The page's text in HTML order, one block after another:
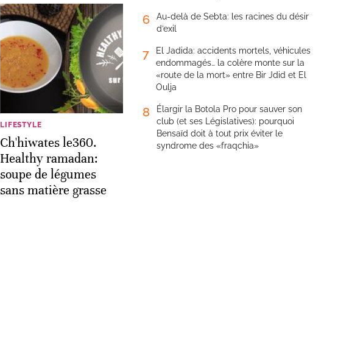
LIFESTYLE
Ch'hiwates le360.
Healthy ramadan:
soupe de légumes
sans matière grasse
6
Au-delà de Sebta: les racines du désir
d’exil
7
El Jadida: accidents mortels, véhicules
endommagés… la colère monte sur la
«route de la mort» entre Bir Jdid et El
Oulja
8
Élargir la Botola Pro pour sauver son
club (et ses Législatives): pourquoi
Bensaïd doit à tout prix éviter le
syndrome des «fraqchia»